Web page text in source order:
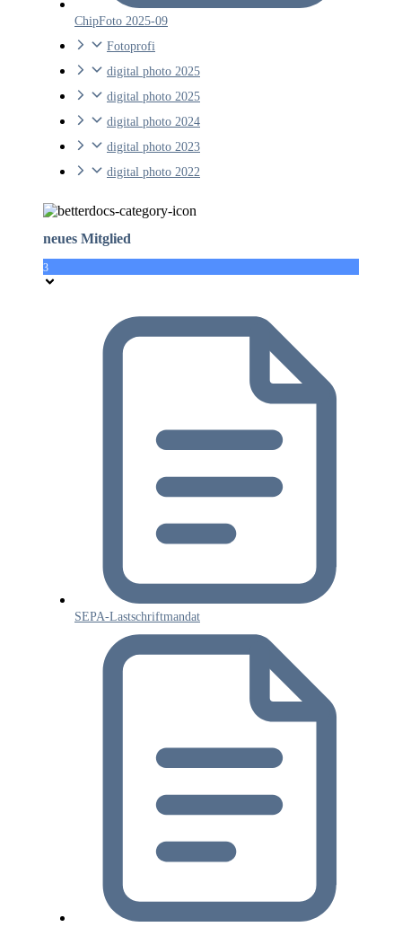
ChipFoto 2025-09
Fotoprofi
digital photo 2025
digital photo 2025
digital photo 2024
digital photo 2023
digital photo 2022
neues Mitglied
3
SEPA-Lastschriftmandat